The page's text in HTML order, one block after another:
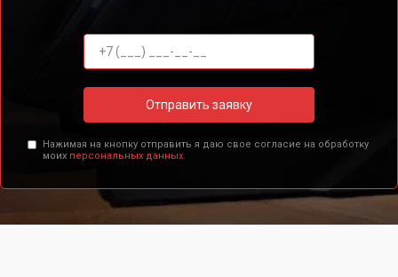
Отправить заявку
Нажимая на кнопку отправить я даю свое согласие на обработку
моих персональных данных.